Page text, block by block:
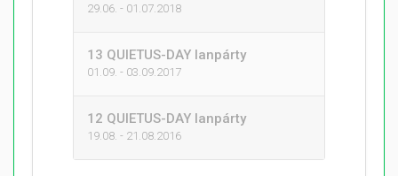
29.06. - 01.07.2018
13 QUIETUS-DAY lanpárty
01.09. - 03.09.2017
12 QUIETUS-DAY lanpárty
19.08. - 21.08.2016